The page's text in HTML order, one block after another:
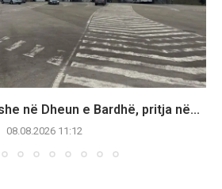
në Dheun e Bardhë, pritja në...
08.08.2026 11:12